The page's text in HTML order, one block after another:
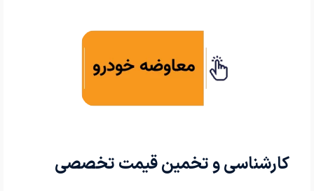
کارشناسی و تخمین قیمت تخصصی